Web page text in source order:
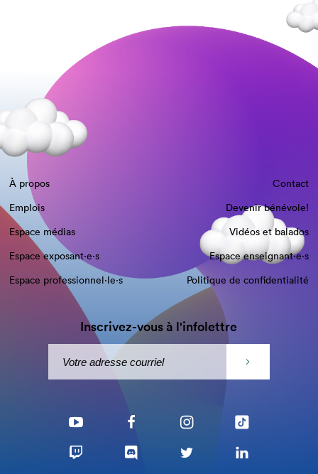
À propos
Contact
Emplois
Devenir bénévole!
Espace médias
Vidéos et balados
Espace exposant·e⋅s
Espace enseignant·e⋅s
Espace professionnel·le⋅s
Politique de confidentialité
Inscrivez-vous à l'infolettre